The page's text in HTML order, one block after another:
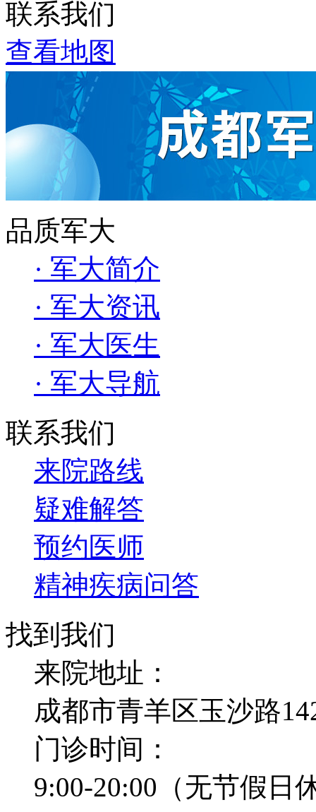
联系我们
查看地图
品质军大
· 军大简介
· 军大资讯
· 军大医生
· 军大导航
联系我们
来院路线
疑难解答
预约医师
精神疾病问答
找到我们
来院地址：
成都市青羊区玉沙路
门诊时间：
9:00-20:00（无节假日